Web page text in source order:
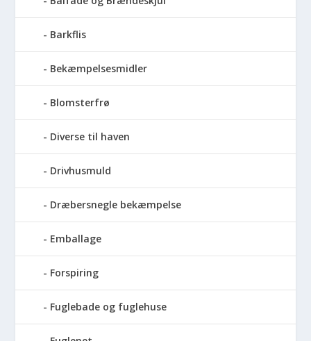
Barkflis
Bekæmpelsesmidler
Blomsterfrø
Diverse til haven
Drivhusmuld
Dræbersnegle bekæmpelse
Emballage
Forspiring
Fuglebade og fuglehuse